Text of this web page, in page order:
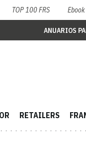
TOP 100 FRS Ebook
ANUARIOS
RETAILERS